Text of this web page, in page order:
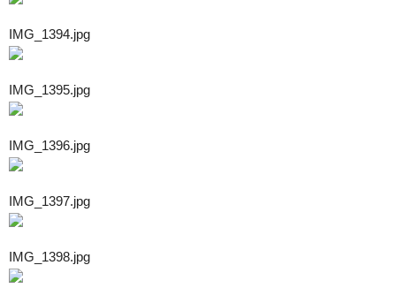
IMG_1394.jpg
IMG_1395.jpg
IMG_1396.jpg
IMG_1397.jpg
IMG_1398.jpg